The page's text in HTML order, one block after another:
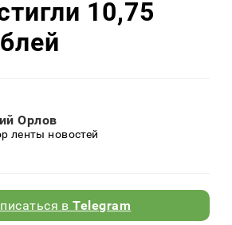
10,75
Орлов
ленты новостей
вTelegram